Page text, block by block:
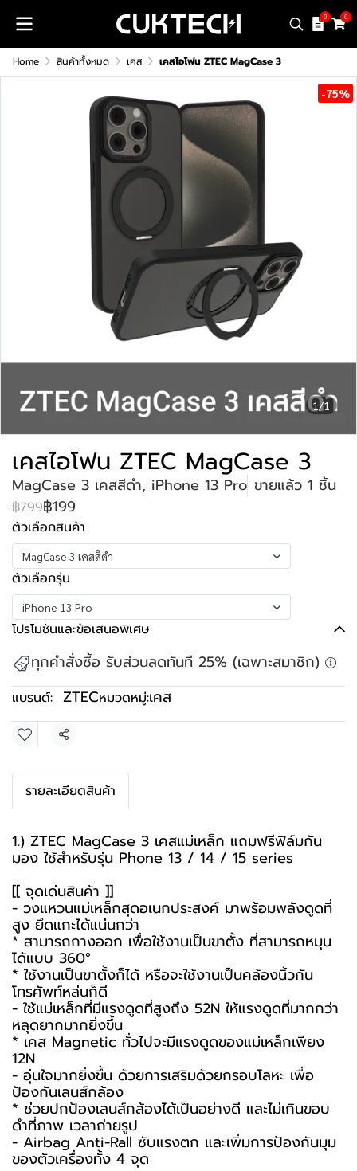
0 0
Home สินค้าทั้งหมด เคส เคสไอโฟน ZTEC MagCase 3
1/1
-75%
เคสไอโฟน ZTEC MagCase 3
MagCase 3 เคสสีดำ, iPhone 13 Pro ขายแล้ว 1 ชิ้น
฿799฿199
ตัวเลือกสินค้า
MagCase 3 เคสสีดำ
ตัวเลือกรุ่น
iPhone 13 Pro
โปรโมชันและข้อเสนอพิเศษ
ทุกคำสั่งซื้อ รับส่วนลดทันที 25% (เฉพาะสมาชิก)
แบรนด์: ZTECหมวดหมู่:เคส
แชร์
รายละเอียดสินค้า
1.) ZTEC MagCase 3 เคสแม่เหล็ก แถมฟรีฟิล์มกัน
มอง ใช้สำหรับรุ่น Phone 13 / 14 / 15 series
[[ จุดเด่นสินค้า ]]
- วงแหวนแม่เหล็กสุดอเนกประสงค์ มาพร้อมพลังดูดที่
สูง ยึดแกะได้แน่นกว่า
* สามารถกางออก เพื่อใช้งานเป็นขาตั้ง ที่สามารถหมุน
ได้แบบ 360°
* ใช้งานเป็นขาตั้งก็ได้ หรือจะใช้งานเป็นคล้องนิ้วกัน
โทรศัพท์หล่นก็ดี
- ใช้แม่เหล็กที่มีแรงดูดที่สูงถึง 52N ให้แรงดูดที่มากกว่า
หลุดยากมากยิ่งขึ้น
* เคส Magnetic ทั่วไปจะมีแรงดูดของแม่เหล็กเพียง
12N
- อุ่นใจมากยิ่งขึ้น ด้วยการเสริมด้วยกรอบโลหะ เพื่อ
ป้องกันเลนส์กล้อง
* ช่วยปกป้องเลนส์กล้องได้เป็นอย่างดี และไม่เกินขอบ
ดำที่ภาพ เวลาถ่ายรูป
- Airbag Anti-Rall ซับแรงตก และเพิ่มการป้องกันมุม
ของตัวเครื่องทั้ง 4 จุด